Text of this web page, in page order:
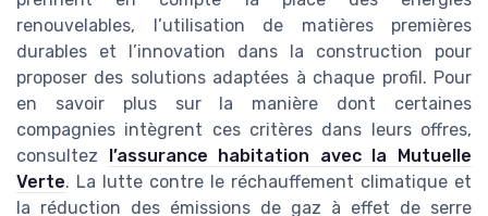
renouvelables, l’utilisation de matières premières
durables et l’innovation dans la construction pour
proposer des solutions adaptées à chaque profil. Pour
en savoir plus sur la manière dont certaines
compagnies intègrent ces critères dans leurs offres,
consultez l’assurance habitation avec la Mutuelle
Verte. La lutte contre le réchauffement climatique et
la réduction des émissions de gaz à effet de serre